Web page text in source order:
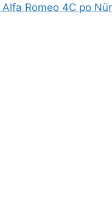
Alfa Romeo 4C po